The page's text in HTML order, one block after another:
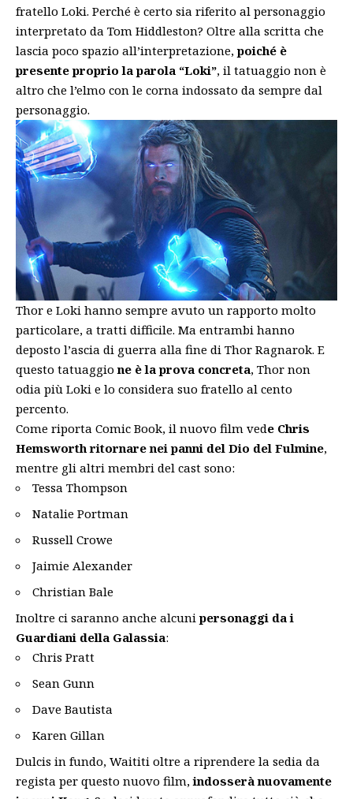
fratello Loki. Perché è certo sia riferito al personaggio
interpretato da Tom Hiddleston? Oltre alla scritta che
lascia poco spazio all’interpretazione,poiché è
presente proprio la parola “Loki”, il tatuaggio non è
altro che l’elmo con le corna indossato da sempre dal
personaggio.
Thor e Loki hanno sempre avuto un rapporto molto
particolare, a tratti difficile. Ma entrambi hanno
deposto l’ascia di guerra alla fine di Thor Ragnarok. E
questo tatuaggio ne è la prova concreta, Thor non
odia più Loki e lo considera suo fratello al cento
percento.
Come riporta Comic Book, il nuovo film vede Chris
Hemsworth ritornare nei panni del Dio del Fulmine,
mentre gli altri membri del cast sono:
Tessa Thompson
Natalie Portman
Russell Crowe
Jaimie Alexander
Christian Bale
Inoltre ci saranno anche alcunipersonaggi da i
Guardiani della Galassia:
Chris Pratt
Sean Gunn
Dave Bautista
Karen Gillan
Dulcis in fundo, Waititi oltre a riprendere la sedia da
regista per questo nuovo film,indosserà nuovamente